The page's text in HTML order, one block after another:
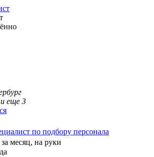
и еще 3
по подбору персонала
за месяц, на руки